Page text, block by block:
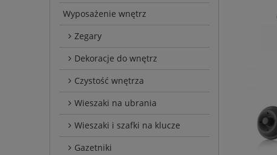
Wyposażenie wnętrz
Zegary
Dekoracje do wnętrz
Czystość wnętrza
Wieszaki na ubrania
Wieszaki i szafki na klucze
Gazetniki